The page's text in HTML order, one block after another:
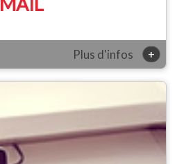
Plus d'infos +